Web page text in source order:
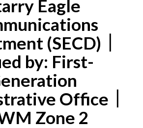
出
版
(SEIPP)
說
Eagle
(SECD)｜
by: First-
Office｜
Zone 2